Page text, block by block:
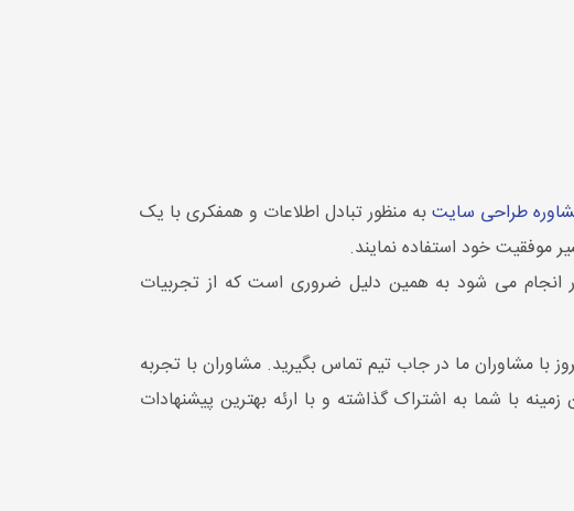
طراحی سایتبه منظور تبادل اطلاعات و همفکری با یک
موفقیت خود استفاده نمایند.
می شود به همین دلیل ضروری است که از تجربیات
با مشاوران ما در جاب تیم تماس بگیرید. مشاوران با تجربه
با شما به اشتراک گذاشته و با ارئه بهترین پیشنهادات